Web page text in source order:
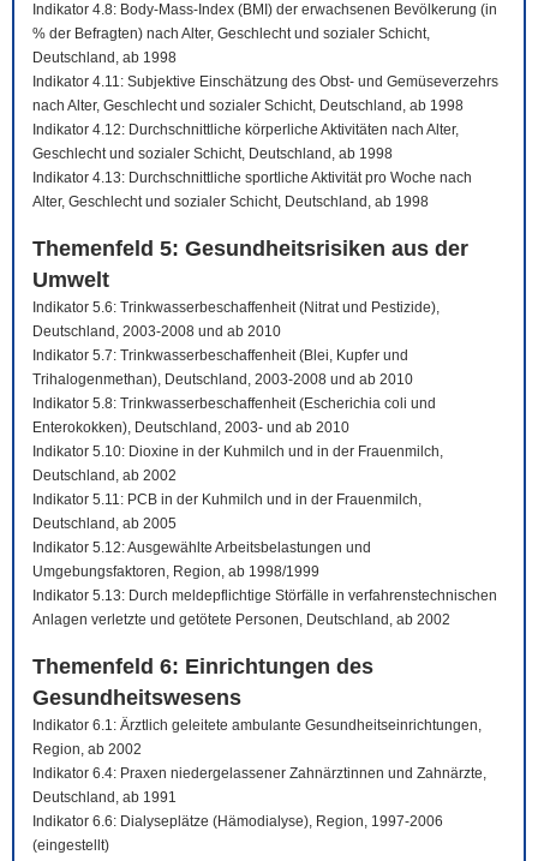
Indikator 4.8: Body-Mass-Index (BMI) der erwachsenen Bevölkerung (in
% der Befragten) nach Alter, Geschlecht und sozialer Schicht,
Deutschland, ab 1998
Indikator 4.11: Subjektive Einschätzung des Obst- und Gemüseverzehrs
nach Alter, Geschlecht und sozialer Schicht, Deutschland, ab 1998
Indikator 4.12: Durchschnittliche körperliche Aktivitäten nach Alter,
Geschlecht und sozialer Schicht, Deutschland, ab 1998
Indikator 4.13: Durchschnittliche sportliche Aktivität pro Woche nach
Alter, Geschlecht und sozialer Schicht, Deutschland, ab 1998
Themenfeld 5: Gesundheitsrisiken aus der
Umwelt
Indikator 5.6: Trinkwasserbeschaffenheit (Nitrat und Pestizide),
Deutschland, 2003-2008 und ab 2010
Indikator 5.7: Trinkwasserbeschaffenheit (Blei, Kupfer und
Trihalogenmethan), Deutschland, 2003-2008 und ab 2010
Indikator 5.8: Trinkwasserbeschaffenheit (Escherichia coli und
Enterokokken), Deutschland, 2003- und ab 2010
Indikator 5.10: Dioxine in der Kuhmilch und in der Frauenmilch,
Deutschland, ab 2002
Indikator 5.11: PCB in der Kuhmilch und in der Frauenmilch,
Deutschland, ab 2005
Indikator 5.12: Ausgewählte Arbeitsbelastungen und
Umgebungsfaktoren, Region, ab 1998/1999
Indikator 5.13: Durch meldepflichtige Störfälle in verfahrenstechnischen
Anlagen verletzte und getötete Personen, Deutschland, ab 2002
Themenfeld 6: Einrichtungen des
Gesundheitswesens
Indikator 6.1: Ärztlich geleitete ambulante Gesundheitseinrichtungen,
Region, ab 2002
Indikator 6.4: Praxen niedergelassener Zahnärztinnen und Zahnärzte,
Deutschland, ab 1991
Indikator 6.6: Dialyseplätze (Hämodialyse), Region, 1997-2006
(eingestellt)